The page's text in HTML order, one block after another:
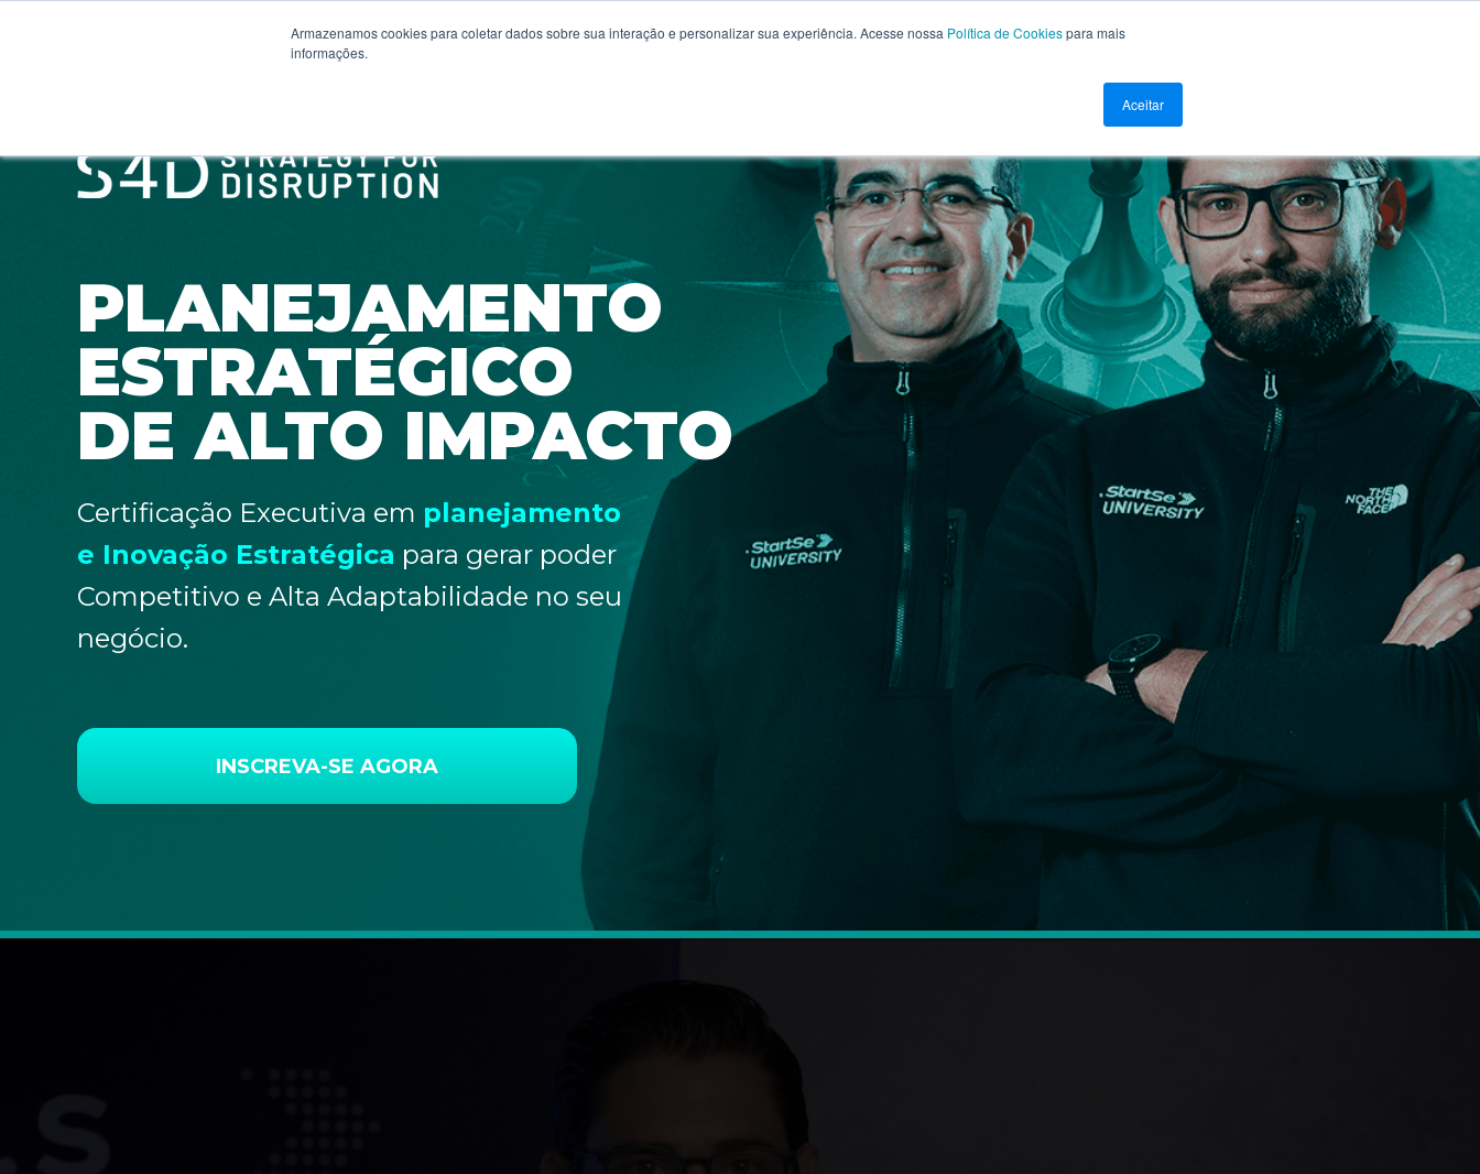
Armazenamos cookies para coletar dados sobre sua interação e personalizar sua experiência. Acesse nossa Política de Cookiespara mais
informações.
Aceitar
PLANEJAMENTO
ESTRATÉGICO
DE ALTO IMPACTO
Certificação Executiva em planejamento
e Inovação Estratégica para gerar poder
Competitivo e Alta Adaptabilidade no seu
negócio.
INSCREVA-SE AGORA